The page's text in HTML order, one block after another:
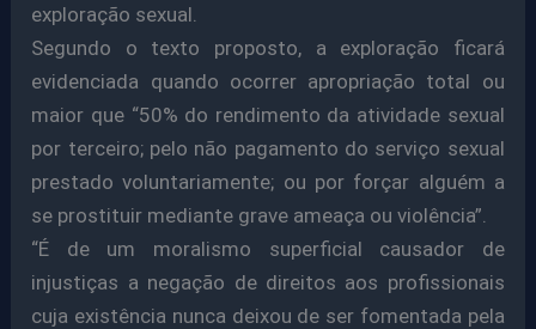
exploração sexual.
Segundo o texto proposto, a exploração ficará
evidenciada quando ocorrer apropriação total ou
maior que “50% do rendimento da atividade sexual
por terceiro; pelo não pagamento do serviço sexual
prestado voluntariamente; ou por forçar alguém a
se prostituir mediante grave ameaça ou violência”.
“É de um moralismo superficial causador de
injustiças a negação de direitos aos profissionais
cuja existência nunca deixou de ser fomentada pela